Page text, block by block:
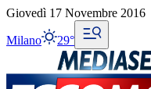
Giovedì 17 Novembre 2016
Milano 29°